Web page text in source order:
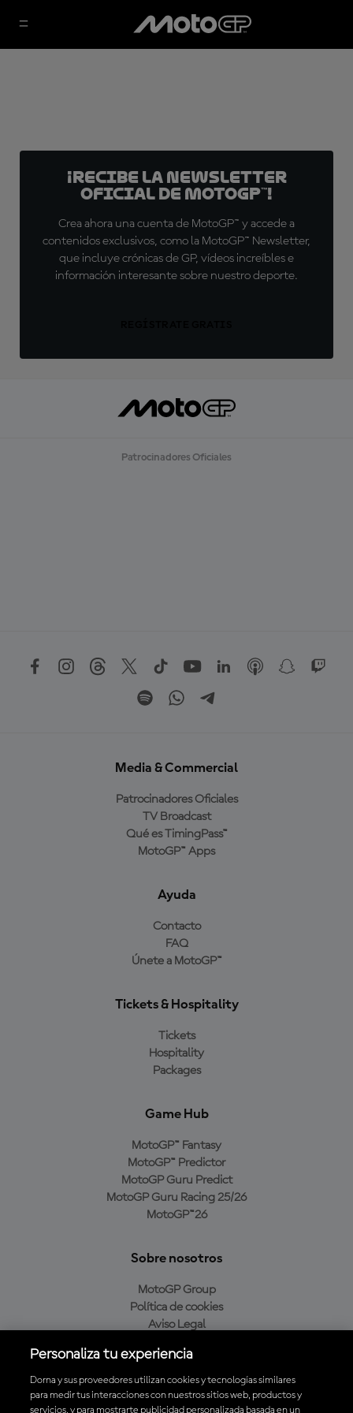
¡Recibe la Newsletter
oficial de MotoGP™!
Crea ahora una cuenta de MotoGP™ y accede a
contenidos exclusivos, como la MotoGP™ Newsletter,
que incluye crónicas de GP, vídeos increíbles e
información interesante sobre nuestro deporte.
Patrocinadores Oficiales
Media & Commercial
Patrocinadores Oficiales
TV Broadcast
Qué es TimingPass™
MotoGP™ Apps
Ayuda
Contacto
FAQ
Únete a MotoGP™
Tickets & Hospitality
Tickets
Hospitality
Packages
Game Hub
MotoGP™ Fantasy
MotoGP™ Predictor
MotoGP Guru Predict
MotoGP Guru Racing 25/26
MotoGP™26
Sobre nosotros
MotoGP Group
Política de cookies
Aviso Legal
Política de compra
Personaliza tu experiencia
Dorna y sus proveedores utilizan cookies y tecnologías similares
para medir tus interacciones con nuestros sitios web, productos y
servicios, y para mostrarte publicidad personalizada basada en un